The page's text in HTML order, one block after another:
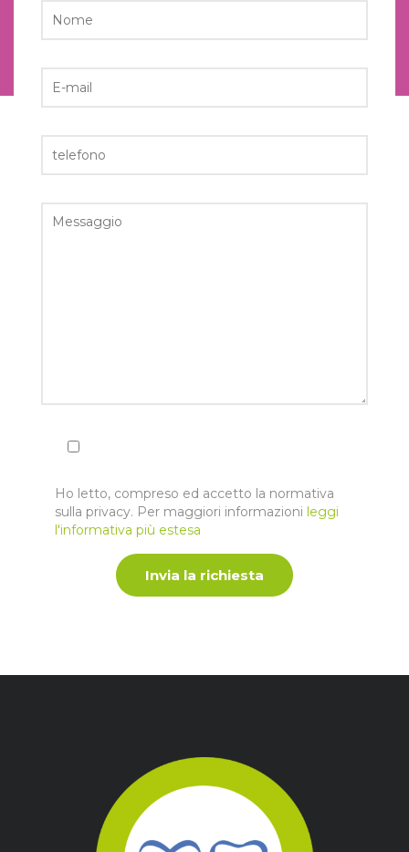
Ho letto, compreso ed accetto la normativa
sulla privacy. Per maggiori informazioni leggi
l'informativa più estesa